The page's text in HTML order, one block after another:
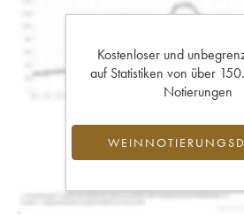
Kostenloser und
auf Statistiken von über
Notierungen